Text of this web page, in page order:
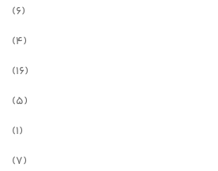
(6)
(4)
(16)
(5)
(1)
(7)